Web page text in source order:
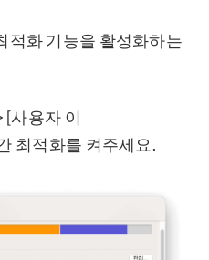
적화 기능을 활성화하는
[사용자 이
최적화를 켜주세요.